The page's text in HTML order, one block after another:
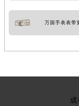
万国手表表带